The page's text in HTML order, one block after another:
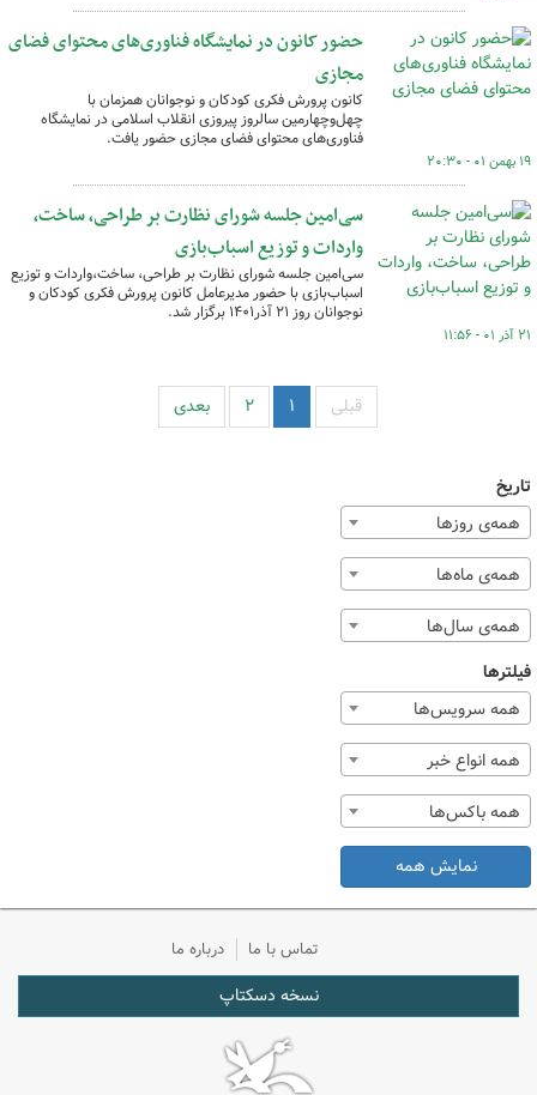
حضور کانون در نمایشگاه فناوری‌های محتوای فضای
مجازی
کانون پرورش فکری کودکان و نوجوانان همزمان با
چهل‌وچهارمین سالروز پیروزی انقلاب اسلامی در نمایشگاه
فناوری‌های محتوای فضای مجازی حضور یافت.
۱۹ بهمن ۰۱ - ۲۰:۳۰
سی‌امین جلسه شورای نظارت بر طراحی، ساخت،
واردات و توزیع اسباب‌بازی
سی‌امین جلسه شورای نظارت بر طراحی، ساخت،واردات و توزیع
اسباب‌بازی با حضور مدیرعامل کانون پرورش فکری کودکان و
نوجوانان روز ۲۱ آذر۱۴۰۱ برگزار شد.
۲۱ آذر ۰۱ - ۱۱:۵۶
قبلی ۱ ۲ بعدی
تاریخ
همه‌ی روزها
همه‌ی ماه‌ها
همه‌ی سال‌ها
فیلترها
همه سرویس‌ها
همه انواع خبر
همه باکس‌ها
نمایش همه
تماس با ما درباره ما
نسخه دسکتاپ